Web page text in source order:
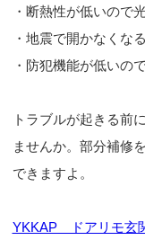
・断熱性が低いので
・地震で開かなくなる
・防犯機能が低い
トラブルが起きる前
ませんか。部分補修
できますよ。
YKKAP ドアリモ玄